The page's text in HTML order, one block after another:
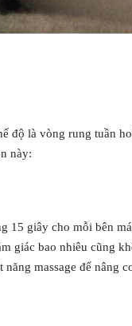
độ là vòng rung tuần
này:
15 giây cho mỗi bên
giác bao nhiêu cũng
massage để nâng